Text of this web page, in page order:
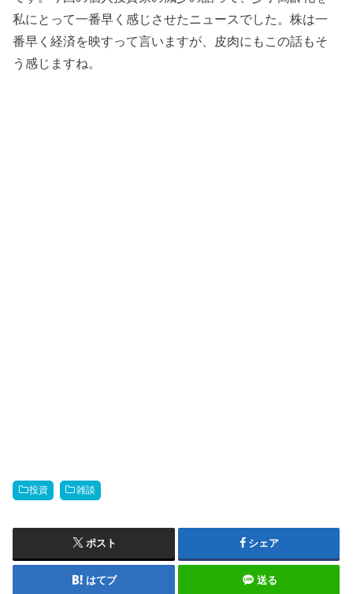
私にとって一番早く感じさせたニュースでした。株は一
番早く経済を映すって言いますが、皮肉にもこの話もそ
う感じますね。
投資 雑談
ポスト シェア
はてブ 送る